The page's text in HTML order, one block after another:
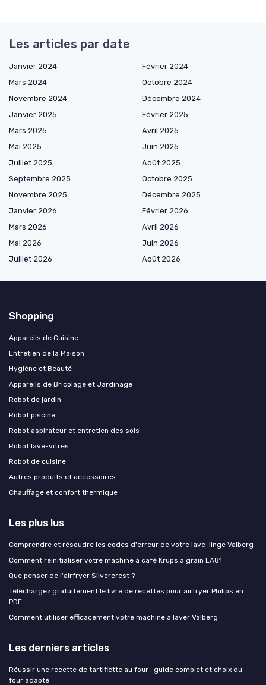
Les articles par date
Janvier 2024
Février 2024
Mars 2024
Octobre 2024
Novembre 2024
Décembre 2024
Janvier 2025
Février 2025
Mars 2025
Avril 2025
Mai 2025
Juin 2025
Juillet 2025
Août 2025
Septembre 2025
Octobre 2025
Novembre 2025
Décembre 2025
Janvier 2026
Février 2026
Mars 2026
Avril 2026
Mai 2026
Juin 2026
Juillet 2026
Août 2026
Shopping
Appareils de Cuisine
Entretien de la Maison
Hygiène et Beauté
Appareils de Bricolage et Jardinage
Robot de jardin
Robot piscine
Robot aspirateur et entretien des sols
Robot lave-vitres
Robot de cuisine
Autres produits et accessoires
Chauffage et confort thermique
Les plus lus
Comprendre et résoudre les codes d'erreur de votre lave-linge Valberg
Comment réinitialiser votre machine à café Krups à grain EA81
Que penser de l'airfryer Silvercrest ?
Téléchargez gratuitement le livre de recettes pour airfryer Philips en
PDF
Comment utiliser efficacement votre machine à laver Valberg
Les derniers articles
Réussir une recette de tartiflette au four : guide complet et choix du
four adapté